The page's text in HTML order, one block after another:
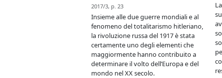
2017/3, p. 23
Insieme alle due guerre mondiali e al
fenomeno del totalitarismo hitleriano,
la rivoluzione russa del 1917 è stata
certamente uno degli elementi che
maggiormente hanno contribuito a
determinare il volto dell’Europa e del
mondo nel XX secolo.